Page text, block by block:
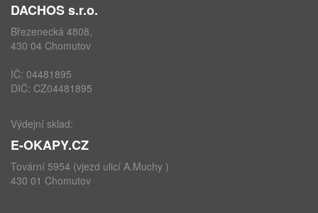
DACHOS s.r.o.
Březenecká 4808,
430 04 Chomutov
IČ: 04481895
DIČ: CZ04481895
Výdejní sklad:
E-OKAPY.CZ
Tovární 5954 (vjezd ulicí A.Muchy )
430 01 Chomutov